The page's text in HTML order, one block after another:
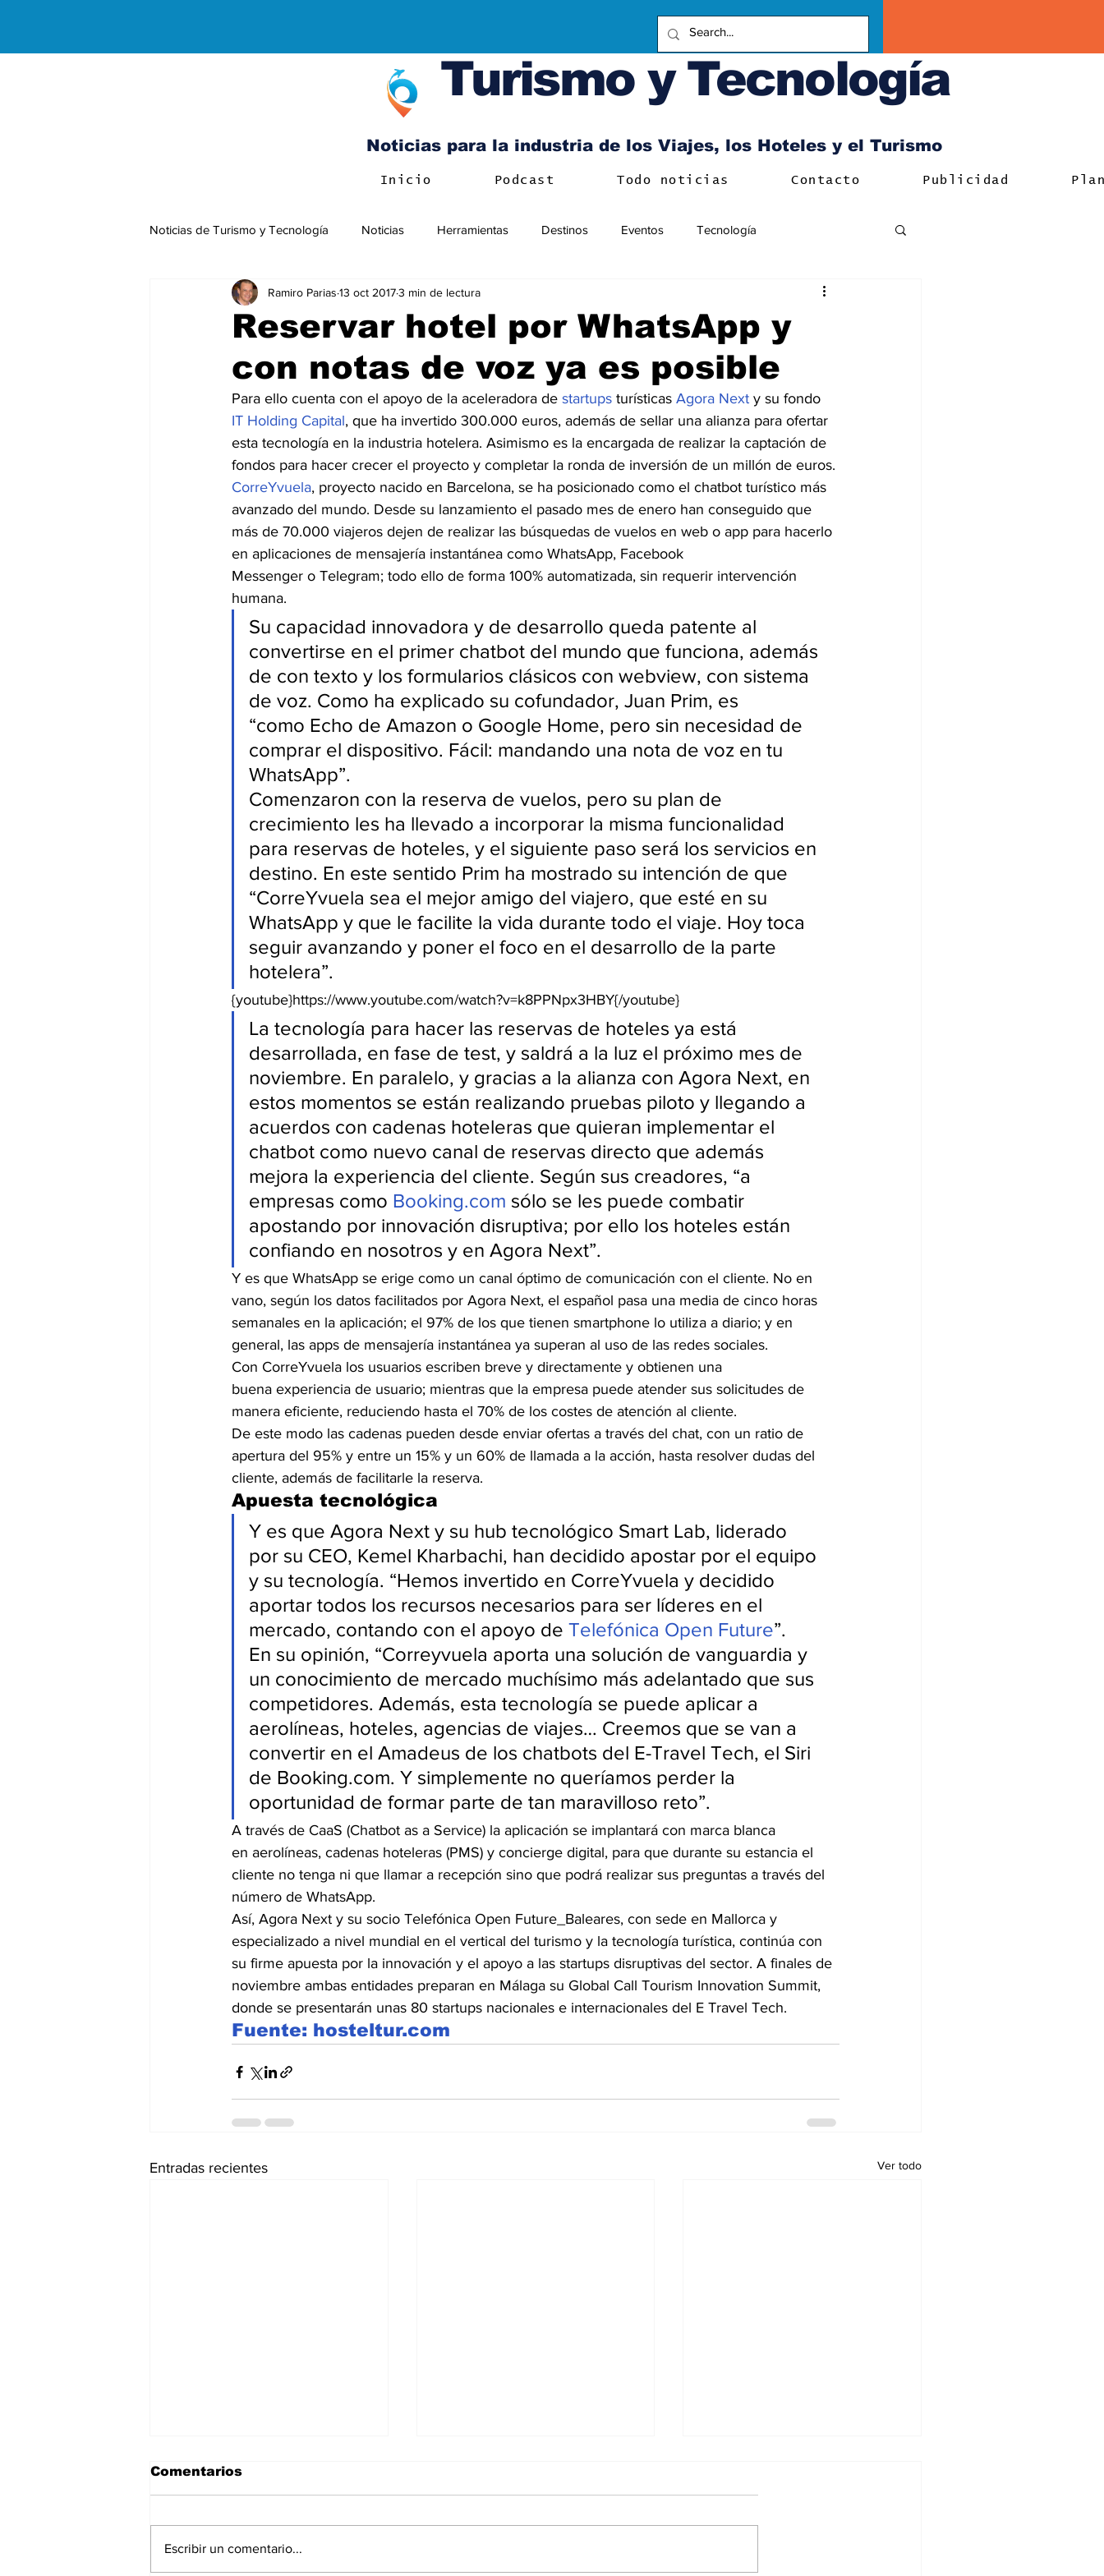
Turismo y Tecnología
Noticias para la industria de los Viajes, los Hoteles y el Turismo
Inicio Podcast Todo noticias Contacto Publicidad
Noticias de Turismo y Tecnología Noticias Herramientas Destinos Eventos Tecnología
Negocios Internacionales
Reservar hotel por WhatsApp y
con notas de voz ya es posible
Ramiro Parias 13 oct 20173 min de lectura
Para ello cuenta con el apoyo de la aceleradora de startups turísticas Agora Next y su fondo
IT Holding Capital, que ha invertido 300.000 euros, además de sellar una alianza para ofertar
esta tecnología en la industria hotelera. Asimismo es la encargada de realizar la captación de
fondos para hacer crecer el proyecto y completar la ronda de inversión de un millón de euros.
CorreYvuela, proyecto nacido en Barcelona, se ha posicionado como el chatbot turístico más
avanzado del mundo. Desde su lanzamiento el pasado mes de enero han conseguido que
más de 70.000 viajeros dejen de realizar las búsquedas de vuelos en web o app para hacerlo
en aplicaciones de mensajería instantánea como WhatsApp, Facebook
Messenger o Telegram; todo ello de forma 100% automatizada, sin requerir intervención
humana.
Su capacidad innovadora y de desarrollo queda patente al
convertirse en el primer chatbot del mundo que funciona, además
de con texto y los formularios clásicos con webview, con sistema
de voz. Como ha explicado su cofundador, Juan Prim, es
“como Echo de Amazon o Google Home, pero sin necesidad de
comprar el dispositivo. Fácil: mandando una nota de voz en tu
WhatsApp”.
Comenzaron con la reserva de vuelos, pero su plan de
crecimiento les ha llevado a incorporar la misma funcionalidad
para reservas de hoteles, y el siguiente paso será los servicios en
destino. En este sentido Prim ha mostrado su intención de que
“CorreYvuela sea el mejor amigo del viajero, que esté en su
WhatsApp y que le facilite la vida durante todo el viaje. Hoy toca
seguir avanzando y poner el foco en el desarrollo de la parte
hotelera”.
{youtube}https://www.youtube.com/watch?v=k8PPNpx3HBY{/youtube}
La tecnología para hacer las reservas de hoteles ya está
desarrollada, en fase de test, y saldrá a la luz el próximo mes de
noviembre. En paralelo, y gracias a la alianza con Agora Next, en
estos momentos se están realizando pruebas piloto y llegando a
acuerdos con cadenas hoteleras que quieran implementar el
chatbot como nuevo canal de reservas directo que además
mejora la experiencia del cliente. Según sus creadores, “a
empresas como Booking.com sólo se les puede combatir
apostando por innovación disruptiva; por ello los hoteles están
confiando en nosotros y en Agora Next”.
Y es que WhatsApp se erige como un canal óptimo de comunicación con el cliente. No en
vano, según los datos facilitados por Agora Next, el español pasa una media de cinco horas
semanales en la aplicación; el 97% de los que tienen smartphone lo utiliza a diario; y en
general, las apps de mensajería instantánea ya superan al uso de las redes sociales.
Con CorreYvuela los usuarios escriben breve y directamente y obtienen una
buena experiencia de usuario; mientras que la empresa puede atender sus solicitudes de
manera eficiente, reduciendo hasta el 70% de los costes de atención al cliente.
De este modo las cadenas pueden desde enviar ofertas a través del chat, con un ratio de
apertura del 95% y entre un 15% y un 60% de llamada a la acción, hasta resolver dudas del
cliente, además de facilitarle la reserva.
Apuesta tecnológica
Y es que Agora Next y su hub tecnológico Smart Lab, liderado
por su CEO, Kemel Kharbachi, han decidido apostar por el equipo
y su tecnología. “Hemos invertido en CorreYvuela y decidido
aportar todos los recursos necesarios para ser líderes en el
mercado, contando con el apoyo de Telefónica Open Future”.
En su opinión, “Correyvuela aporta una solución de vanguardia y
un conocimiento de mercado muchísimo más adelantado que sus
competidores. Además, esta tecnología se puede aplicar a
aerolíneas, hoteles, agencias de viajes… Creemos que se van a
convertir en el Amadeus de los chatbots del E-Travel Tech, el Siri
de Booking.com. Y simplemente no queríamos perder la
oportunidad de formar parte de tan maravilloso reto”.
A través de CaaS (Chatbot as a Service) la aplicación se implantará con marca blanca
en aerolíneas, cadenas hoteleras (PMS) y concierge digital, para que durante su estancia el
cliente no tenga ni que llamar a recepción sino que podrá realizar sus preguntas a través del
número de WhatsApp.
Así, Agora Next y su socio Telefónica Open Future_Baleares, con sede en Mallorca y
especializado a nivel mundial en el vertical del turismo y la tecnología turística, continúa con
su firme apuesta por la innovación y el apoyo a las startups disruptivas del sector. A finales de
noviembre ambas entidades preparan en Málaga su Global Call Tourism Innovation Summit,
donde se presentarán unas 80 startups nacionales e internacionales del E Travel Tech.
Fuente: hosteltur.com
Entradas recientes Ver todo
Comentarios
Escribir un comentario...